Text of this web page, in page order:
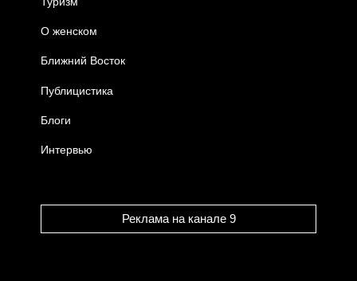
О женском
Ближний Восток
Публицистика
Блоги
Интервью
Реклама на канале 9